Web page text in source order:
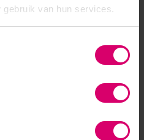
van hun services.